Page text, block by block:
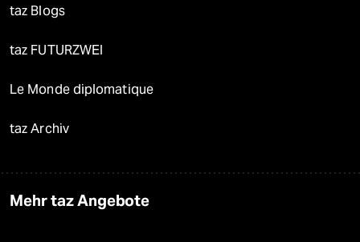
taz Blogs
taz FUTURZWEI
Le Monde diplomatique
taz Archiv
Mehr taz Angebote